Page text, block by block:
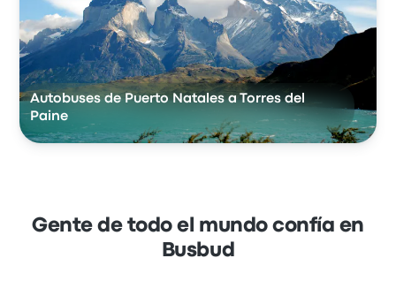
Autobuses de Puerto Natales a Torres del
Paine
Gente de todo el mundo confía en
Busbud